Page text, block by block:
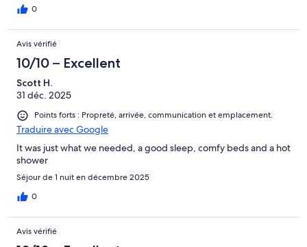
0
Avis vérifié
10/10 – Excellent
Scott H.
31 déc. 2025
Points forts : Propreté, arrivée, communication et emplacement.
Traduire avec Google
It was just what we needed, a good sleep, comfy beds and a hot
shower
Séjour de 1 nuit en décembre 2025
0
Avis vérifié